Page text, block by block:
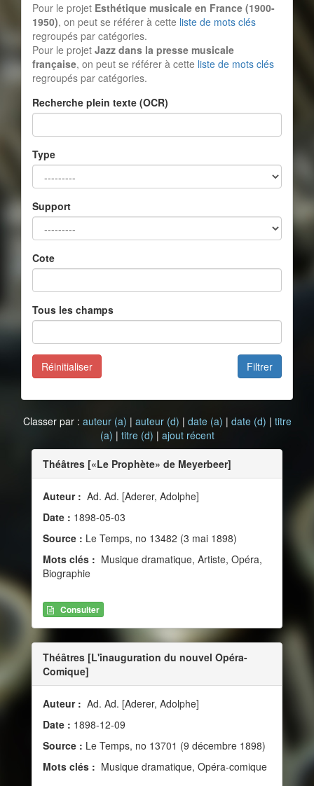
Pour le projet Esthétique musicale en France (1900-
1950), on peut se référer à cette liste de mots clés
regroupés par catégories.
Pour le projet Jazz dans la presse musicale
française, on peut se référer à cette liste de mots clés
regroupés par catégories.
Recherche plein texte (OCR)
Type
Support
Cote
Tous les champs
Filtrer
Réinitialiser
Classer par : auteur (a) | auteur (d) | date (a) | date (d) | titre
(a) | titre (d) | ajout récent
Théâtres [«Le Prophète» de Meyerbeer]
Auteur : Ad. Ad. [Aderer, Adolphe]
Date : 1898-05-03
Source : Le Temps, no 13482 (3 mai 1898)
Mots clés : Musique dramatique, Artiste, Opéra,
Biographie
Consulter
Théâtres [L'inauguration du nouvel Opéra-
Comique]
Auteur : Ad. Ad. [Aderer, Adolphe]
Date : 1898-12-09
Source : Le Temps, no 13701 (9 décembre 1898)
Mots clés : Musique dramatique, Opéra-comique